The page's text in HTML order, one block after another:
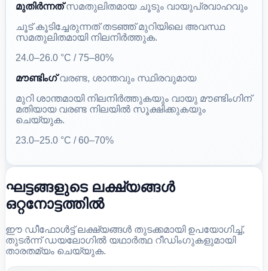
മുതിർന്നത് സമതുലിതമായ ചൂടും വായുപ്രവാഹവും
ചൂട് കൂടിച്ചേരുന്നത് തടഞ്ഞ് മുറിയിലെ അവസ്ഥ
സമതുലിതമായി നിലനിർത്തുക.
24.0–26.0 °C / 75–80%
മൗണ്ടിംഗ് വരണ്ട, ശാന്തവും സ്ഥിരവുമായ
മുറി ശാന്തമായി നിലനിർത്തുകയും വായു മൗണ്ടിംഗിന്
മതിയായ വരണ്ട നിലയിൽ സൂക്ഷിക്കുകയും
ചെയ്യുക.
23.0–25.0 °C / 60–70%
ഘട്ടങ്ങളുടെ ലക്ഷ്യങ്ങൾ
ഒറ്റനോട്ടത്തിൽ
ഈ ഡീഫോൾട്ട് ലക്ഷ്യങ്ങൾ തുടക്കമായി ഉപയോഗിച്ച്,
തുടർന്ന് ഡയലോഗിൽ യഥാർത്ഥ റീഡിംഗുകളുമായി
താരതമ്യം ചെയ്യുക.